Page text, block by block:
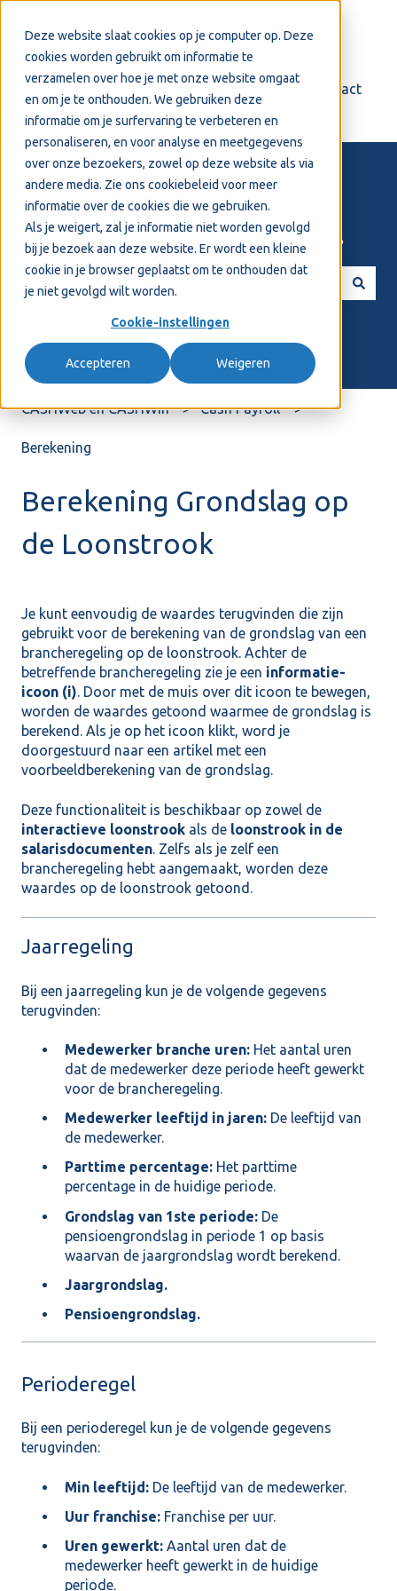
Deze website slaat cookies op je computer op. Deze
cookies worden gebruikt om informatie te
verzamelen over hoe je met onze website omgaat
en om je te onthouden. We gebruiken deze
informatie om je surfervaring te verbeteren en
personaliseren, en voor analyse en meetgegevens
over onze bezoekers, zowel op deze website als via
andere media. Zie ons cookiebeleid voor meer
informatie over de cookies die we gebruiken.
Als je weigert, zal je informatie niet worden gevolgd
bij je bezoek aan deze website. Er wordt een kleine
cookie in je browser geplaatst om te onthouden dat
je niet gevolgd wilt worden.
Cookie-instellingen
Accepteren Weigeren
Support Contact
Welkom! Hoe kunnen we je helpen?
CASHWeb en CASHWin Cash Payroll
Berekening
Berekening Grondslag op
de Loonstrook
Je kunt eenvoudig de waardes terugvinden die zijn
gebruikt voor de berekening van de grondslag van een
brancheregeling op de loonstrook. Achter de
betreffende brancheregeling zie je een informatie-
icoon (i). Door met de muis over dit icoon te bewegen,
worden de waardes getoond waarmee de grondslag is
berekend. Als je op het icoon klikt, word je
doorgestuurd naar een artikel met een
voorbeeldberekening van de grondslag.
Deze functionaliteit is beschikbaar op zowel de
interactieve loonstrook als de loonstrook in de
salarisdocumenten. Zelfs als je zelf een
brancheregeling hebt aangemaakt, worden deze
waardes op de loonstrook getoond.
Jaarregeling
Bij een jaarregeling kun je de volgende gegevens
terugvinden:
Medewerker branche uren: Het aantal uren
dat de medewerker deze periode heeft gewerkt
voor de brancheregeling.
Medewerker leeftijd in jaren: De leeftijd van
de medewerker.
Parttime percentage: Het parttime
percentage in de huidige periode.
Grondslag van 1ste periode: De
pensioengrondslag in periode 1 op basis
waarvan de jaargrondslag wordt berekend.
Jaargrondslag.
Pensioengrondslag.
Perioderegel
Bij een perioderegel kun je de volgende gegevens
terugvinden:
Min leeftijd: De leeftijd van de medewerker.
Uur franchise: Franchise per uur.
Uren gewerkt: Aantal uren dat de
medewerker heeft gewerkt in de huidige
periode.